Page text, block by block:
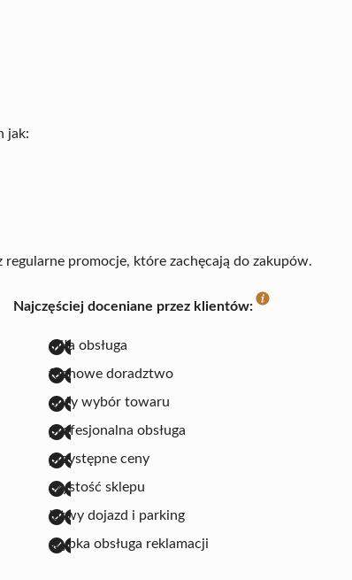
jak:
promocje, które zachęcają do zakupów.
Najczęściej doceniane przez klientów:
miła obsługa
fachowe doradztwo
duży wybór towaru
profesjonalna obsługa
przystępne ceny
czystość sklepu
łatwy dojazd i parking
szybka obsługa reklamacji